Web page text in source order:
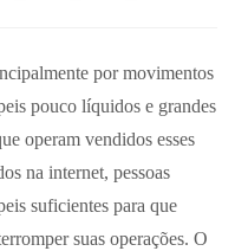
por movimentos
pouco líquidos e grandes
operam vendidos esses
na internet, pessoas
suficientes para que
suas operações. O